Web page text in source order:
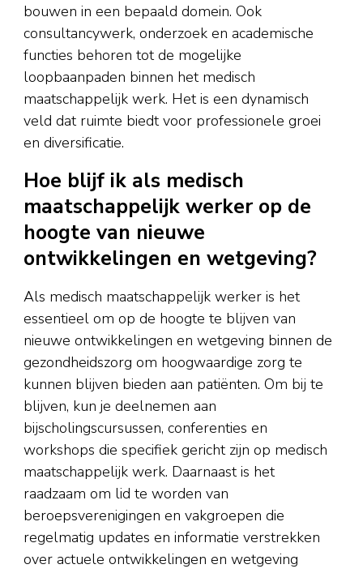
bouwen in een bepaald domein. Ook
consultancywerk, onderzoek en academische
functies behoren tot de mogelijke
loopbaanpaden binnen het medisch
maatschappelijk werk. Het is een dynamisch
veld dat ruimte biedt voor professionele groei
en diversificatie.
Hoe blijf ik als medisch
maatschappelijk werker op de
hoogte van nieuwe
ontwikkelingen en wetgeving?
Als medisch maatschappelijk werker is het
essentieel om op de hoogte te blijven van
nieuwe ontwikkelingen en wetgeving binnen de
gezondheidszorg om hoogwaardige zorg te
kunnen blijven bieden aan patiënten. Om bij te
blijven, kun je deelnemen aan
bijscholingscursussen, conferenties en
workshops die specifiek gericht zijn op medisch
maatschappelijk werk. Daarnaast is het
raadzaam om lid te worden van
beroepsverenigingen en vakgroepen die
regelmatig updates en informatie verstrekken
over actuele ontwikkelingen en wetgeving